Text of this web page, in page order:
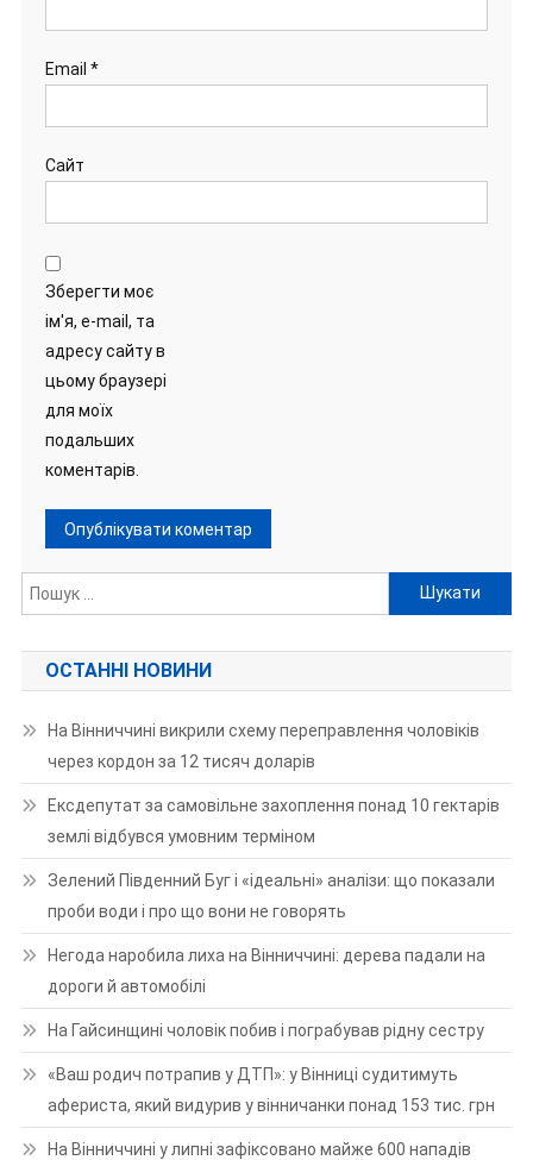
Email *
Сайт
Зберегти моє
ім'я, e-mail, та
адресу сайту в
цьому браузері
для моїх
подальших
коментарів.
Пошук:
ОСТАННІ НОВИНИ
На Вінниччині викрили схему переправлення чоловіків
через кордон за 12 тисяч доларів
Ексдепутат за самовільне захоплення понад 10 гектарів
землі відбувся умовним терміном
Зелений Південний Буг і «ідеальні» аналізи: що показали
проби води і про що вони не говорять
Негода наробила лиха на Вінниччині: дерева падали на
дороги й автомобілі
На Гайсинщині чоловік побив і пограбував рідну сестру
«Ваш родич потрапив у ДТП»: у Вінниці судитимуть
афериста, який видурив у вінничанки понад 153 тис. грн
На Вінниччині у липні зафіксовано майже 600 нападів